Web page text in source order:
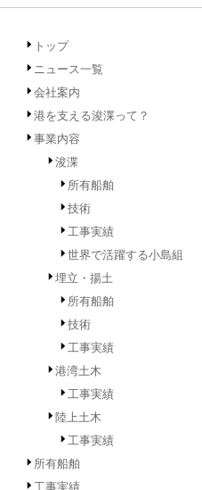
トップ
ニュース一覧
会社案内
港を支える浚渫って？
事業内容
浚渫
所有船舶
技術
工事実績
世界で活躍する小島組
埋立・揚土
所有船舶
技術
工事実績
港湾土木
工事実績
陸上土木
工事実績
所有船舶
工事実績